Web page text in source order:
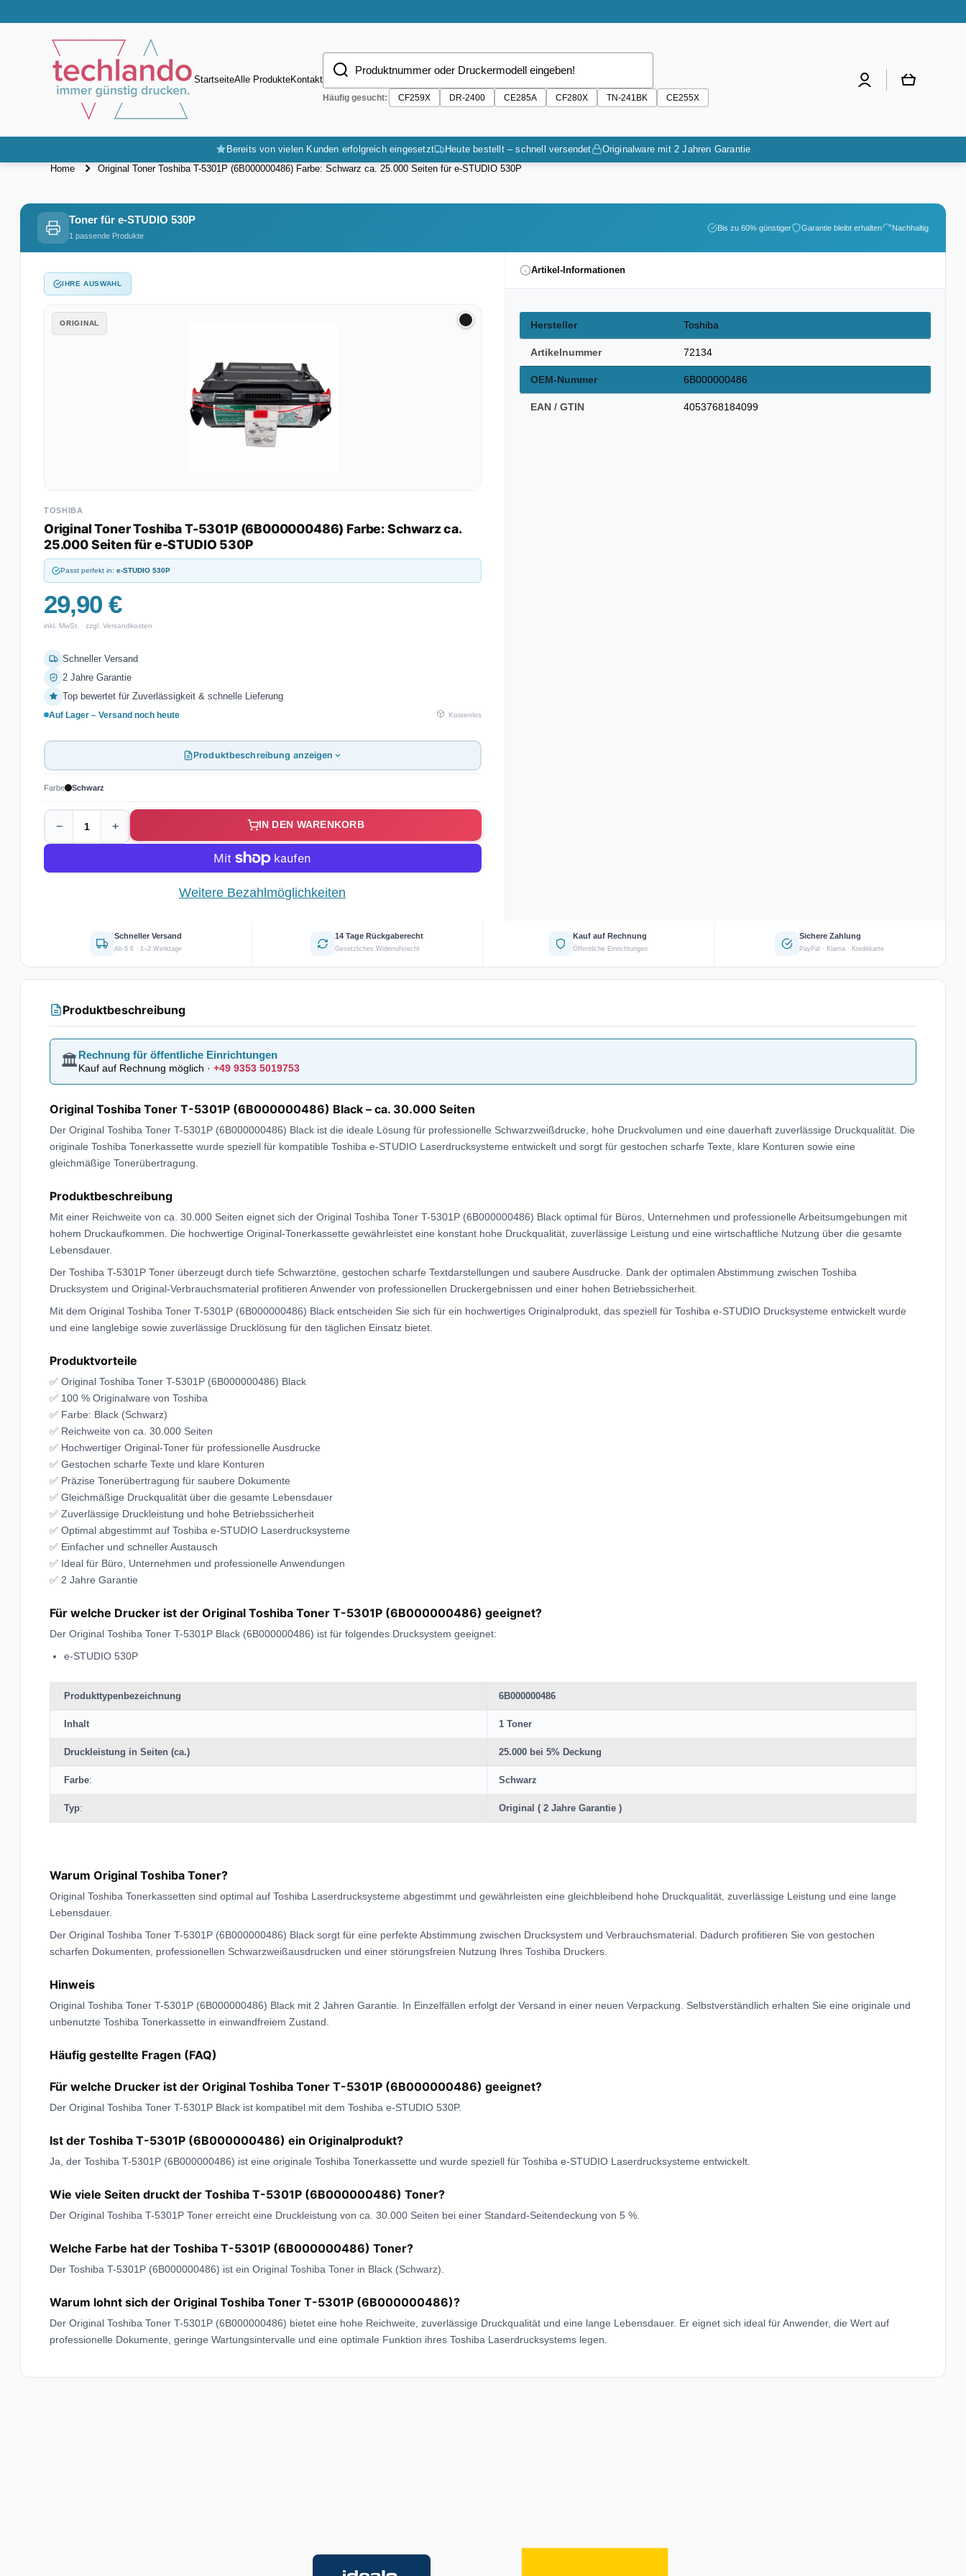
StartseiteAlle ProdukteKontakt
Produktnummer oder Druckermodell eingeben!
Häufig gesucht: CF259X DR-2400 CE285A CF280X TN-241BK CE255X
EinloggenWarenkorb
Bereits von vielen Kunden erfolgreich eingesetzt Heute bestellt – schnell versendet
Originalware mit 2 Jahren Garantie
Home
Original Toner Toshiba T-5301P (6B000000486) Farbe: Schwarz ca. 25.000 Seiten für e-STUDIO 530P
Toner für e-STUDIO 530P
1 passende Produkte
Bis zu 60% günstiger Garantie bleibt erhalten Nachhaltig
IHRE AUSWAHL
ORIGINAL
TOSHIBA
Original Toner Toshiba T-5301P (6B000000486) Farbe: Schwarz ca.
25.000 Seiten für e-STUDIO 530P
Passt perfekt in: e-STUDIO 530P
29,90 €
inkl. MwSt. · zzgl. Versandkosten
Schneller Versand
2 Jahre Garantie
Top bewertet für Zuverlässigkeit & schnelle Lieferung
Auf Lager – Versand noch heute Kostenlos
Produktbeschreibung anzeigen
Farbe Schwarz
− + IN DEN WARENKORB
Weitere Bezahlmöglichkeiten
Artikel-Informationen
Hersteller Toshiba
Artikelnummer 72134
OEM-Nummer 6B000000486
EAN / GTIN 4053768184099
Schneller Versand
Ab 6 € · 1–2 Werktage
14 Tage Rückgaberecht
Gesetzliches Widerrufsrecht
Kauf auf Rechnung
Öffentliche Einrichtungen
Sichere Zahlung
PayPal · Klarna · Kreditkarte
Produktbeschreibung
🏛️Rechnung für öffentliche Einrichtungen
Kauf auf Rechnung möglich · +49 9353 5019753
Original Toshiba Toner T-5301P (6B000000486) Black – ca. 30.000 Seiten
Der Original Toshiba Toner T-5301P (6B000000486) Black ist die ideale Lösung für professionelle Schwarzweißdrucke, hohe Druckvolumen und eine dauerhaft zuverlässige Druckqualität. Die
originale Toshiba Tonerkassette wurde speziell für kompatible Toshiba e-STUDIO Laserdrucksysteme entwickelt und sorgt für gestochen scharfe Texte, klare Konturen sowie eine
gleichmäßige Tonerübertragung.
Produktbeschreibung
Mit einer Reichweite von ca. 30.000 Seiten eignet sich der Original Toshiba Toner T-5301P (6B000000486) Black optimal für Büros, Unternehmen und professionelle Arbeitsumgebungen mit
hohem Druckaufkommen. Die hochwertige Original-Tonerkassette gewährleistet eine konstant hohe Druckqualität, zuverlässige Leistung und eine wirtschaftliche Nutzung über die gesamte
Lebensdauer.
Der Toshiba T-5301P Toner überzeugt durch tiefe Schwarztöne, gestochen scharfe Textdarstellungen und saubere Ausdrucke. Dank der optimalen Abstimmung zwischen Toshiba
Drucksystem und Original-Verbrauchsmaterial profitieren Anwender von professionellen Druckergebnissen und einer hohen Betriebssicherheit.
Mit dem Original Toshiba Toner T-5301P (6B000000486) Black entscheiden Sie sich für ein hochwertiges Originalprodukt, das speziell für Toshiba e-STUDIO Drucksysteme entwickelt wurde
und eine langlebige sowie zuverlässige Drucklösung für den täglichen Einsatz bietet.
Produktvorteile
✅ Original Toshiba Toner T-5301P (6B000000486) Black
✅ 100 % Originalware von Toshiba
✅ Farbe: Black (Schwarz)
✅ Reichweite von ca. 30.000 Seiten
✅ Hochwertiger Original-Toner für professionelle Ausdrucke
✅ Gestochen scharfe Texte und klare Konturen
✅ Präzise Tonerübertragung für saubere Dokumente
✅ Gleichmäßige Druckqualität über die gesamte Lebensdauer
✅ Zuverlässige Druckleistung und hohe Betriebssicherheit
✅ Optimal abgestimmt auf Toshiba e-STUDIO Laserdrucksysteme
✅ Einfacher und schneller Austausch
✅ Ideal für Büro, Unternehmen und professionelle Anwendungen
✅ 2 Jahre Garantie
Für welche Drucker ist der Original Toshiba Toner T-5301P (6B000000486) geeignet?
Der Original Toshiba Toner T-5301P Black (6B000000486) ist für folgendes Drucksystem geeignet:
e-STUDIO 530P
Produkttypenbezeichnung 6B000000486
Inhalt 1 Toner
Druckleistung in Seiten (ca.) 25.000 bei 5% Deckung
Farbe: Schwarz
Typ: Original ( 2 Jahre Garantie )
Warum Original Toshiba Toner?
Original Toshiba Tonerkassetten sind optimal auf Toshiba Laserdrucksysteme abgestimmt und gewährleisten eine gleichbleibend hohe Druckqualität, zuverlässige Leistung und eine lange
Lebensdauer.
Der Original Toshiba Toner T-5301P (6B000000486) Black sorgt für eine perfekte Abstimmung zwischen Drucksystem und Verbrauchsmaterial. Dadurch profitieren Sie von gestochen
scharfen Dokumenten, professionellen Schwarzweißausdrucken und einer störungsfreien Nutzung Ihres Toshiba Druckers.
Hinweis
Original Toshiba Toner T-5301P (6B000000486) Black mit 2 Jahren Garantie. In Einzelfällen erfolgt der Versand in einer neuen Verpackung. Selbstverständlich erhalten Sie eine originale und
unbenutzte Toshiba Tonerkassette in einwandfreiem Zustand.
Häufig gestellte Fragen (FAQ)
Für welche Drucker ist der Original Toshiba Toner T-5301P (6B000000486) geeignet?
Der Original Toshiba Toner T-5301P Black ist kompatibel mit dem Toshiba e-STUDIO 530P.
Ist der Toshiba T-5301P (6B000000486) ein Originalprodukt?
Ja, der Toshiba T-5301P (6B000000486) ist eine originale Toshiba Tonerkassette und wurde speziell für Toshiba e-STUDIO Laserdrucksysteme entwickelt.
Wie viele Seiten druckt der Toshiba T-5301P (6B000000486) Toner?
Der Original Toshiba T-5301P Toner erreicht eine Druckleistung von ca. 30.000 Seiten bei einer Standard-Seitendeckung von 5 %.
Welche Farbe hat der Toshiba T-5301P (6B000000486) Toner?
Der Toshiba T-5301P (6B000000486) ist ein Original Toshiba Toner in Black (Schwarz).
Warum lohnt sich der Original Toshiba Toner T-5301P (6B000000486)?
Der Original Toshiba Toner T-5301P (6B000000486) bietet eine hohe Reichweite, zuverlässige Druckqualität und eine lange Lebensdauer. Er eignet sich ideal für Anwender, die Wert auf
professionelle Dokumente, geringe Wartungsintervalle und eine optimale Funktion ihres Toshiba Laserdrucksystems legen.